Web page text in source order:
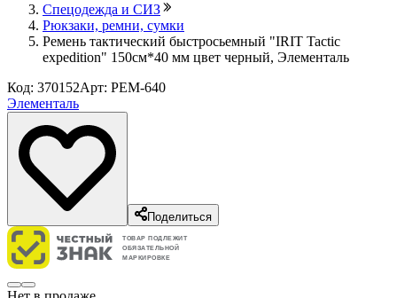
Спецодежда и СИЗ
Рюкзаки, ремни, сумки
Ремень тактический быстросьемный "IRIT Tactic
expedition" 150см*40 мм цвет черный, Элементаль
Код: 370152Арт: РЕМ-640
Элементаль
Поделиться
ТОВАР ПОДЛЕЖИТ
ОБЯЗАТЕЛЬНОЙ
МАРКИРОВКЕ